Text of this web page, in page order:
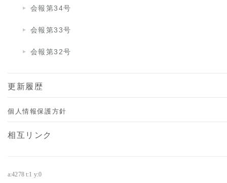
会報第34号
会報第33号
会報第32号
更新履歴
個人情報保護方針
相互リンク
a:4278 t:1 y:0